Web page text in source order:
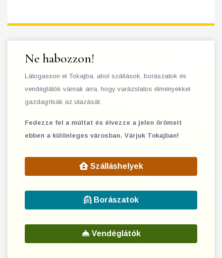
Ne habozzon!
Látogasson el Tokajba, ahol szállások, borászatok és
vendéglátók várnak arra, hogy varázslatos élményekkel
gazdagítsák az utazását.
Fedezze fel a múltat és élvezze a jelen örömeit
ebben a különleges városban. Várjuk Tokajban!
Szálláshelyek
Borászatok
Vendéglátók